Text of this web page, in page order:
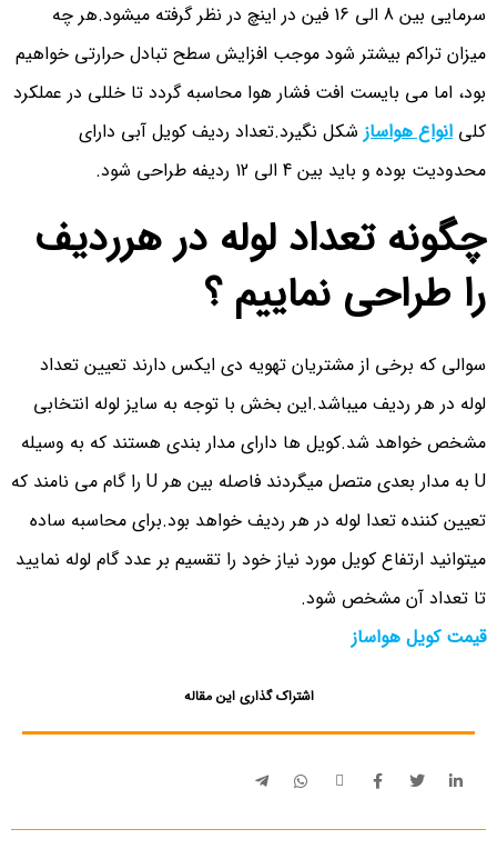
سرمایی بین 8 الی 16 فین در اینچ در نظر گرفته میشود.هر چه
میزان تراکم بیشتر شود موجب افزایش سطح تبادل حرارتی خواهیم
بود، اما می بایست افت فشار هوا محاسبه گردد تا خللی در عملکرد
کلی انواع هواسازشکل نگیرد.تعداد ردیف کویل آبی دارای
محدودیت بوده و باید بین 4 الی 12 ردیفه طراحی شود.
چگونه تعداد لوله در هرردیف
را طراحی نماییم ؟
سوالی که برخی از مشتریان تهویه دی ایکس دارند تعیین تعداد
لوله در هر ردیف میباشد.این بخش با توجه به سایز لوله انتخابی
مشخص خواهد شد.کویل ها دارای مدار بندی هستند که به وسیله
U به مدار بعدی متصل میگردند فاصله بین هر U را گام می نامند که
تعیین کننده تعدا لوله در هر ردیف خواهد بود.برای محاسبه ساده
میتوانید ارتفاع کویل مورد نیاز خود را تقسیم بر عدد گام لوله نمایید
تا تعداد آن مشخص شود.
قیمت کویل هواساز
اشتراک گذاری این مقاله